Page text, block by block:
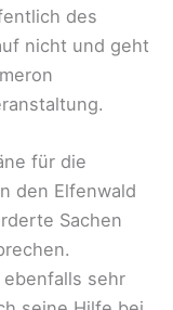
des
nicht und geht
für die
den Elfenwald
Sachen
sehr